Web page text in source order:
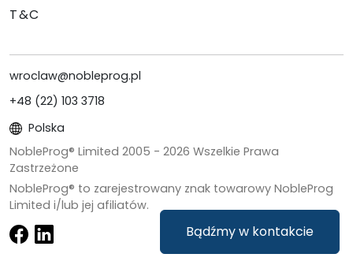
Bądźmy w kontakcie
T&C
wroclaw@nobleprog.pl
+48 (22) 103 3718
Polska
NobleProg® Limited 2005 - 2026 Wszelkie Prawa
Zastrzeżone
NobleProg® to zarejestrowany znak towarowy NobleProg
Limited i/lub jej afiliatów.